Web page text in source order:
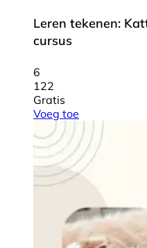
Leren tekenen:
cursus
6
122
Gratis
Voeg toe